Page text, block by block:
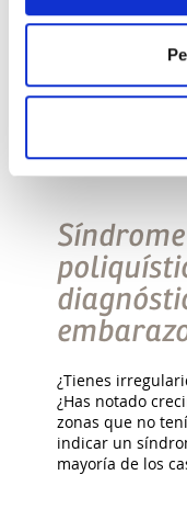
¿Tienes
¿Has notado
zonas que no
indicar un
mayoría de los